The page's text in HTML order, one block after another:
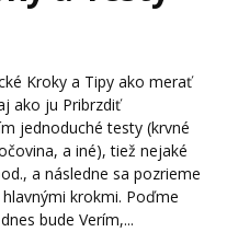
Kroky a Tipy ako merať
ako ju Pribrzdiť
jednoduché testy (krvné
a iné), tiež nejaké
a následne sa pozrieme
krokmi. Poďme
bude Verím,...